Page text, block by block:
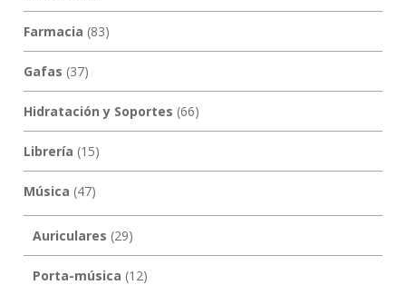
Farmacia (83)
Gafas (37)
Hidratación y Soportes (66)
Librería (15)
Música (47)
Auriculares (29)
Porta-música (12)